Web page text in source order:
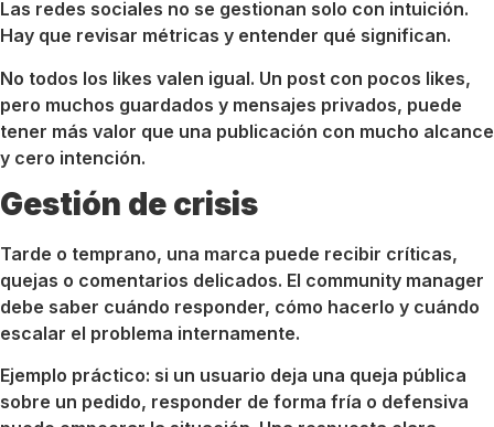
Las redes sociales no se gestionan solo con intuición.
Hay que revisar métricas y entender qué significan.
No todos los likes valen igual. Un post con pocos likes,
pero muchos guardados y mensajes privados, puede
tener más valor que una publicación con mucho alcance
y cero intención.
Gestión de crisis
Tarde o temprano, una marca puede recibir críticas,
quejas o comentarios delicados. El community manager
debe saber cuándo responder, cómo hacerlo y cuándo
escalar el problema internamente.
Ejemplo práctico: si un usuario deja una queja pública
sobre un pedido, responder de forma fría o defensiva